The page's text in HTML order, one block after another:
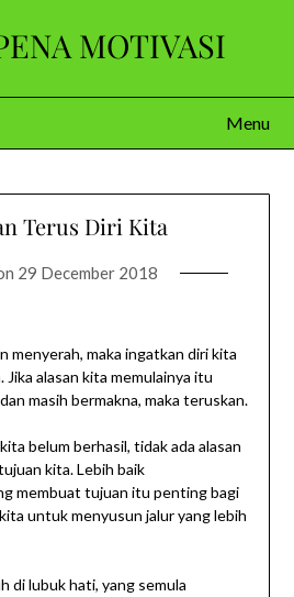
MOTIVASI
Menu
Terus Diri Kita
29 December 2018
menyerah, maka ingatkan diri kita
Jika alasan kita memulainya itu
masih bermakna, maka teruskan.
belum berhasil, tidak ada alasan
kita. Lebih baik
membuat tujuan itu penting bagi
untuk menyusun jalur yang lebih
di lubuk hati, yang semula